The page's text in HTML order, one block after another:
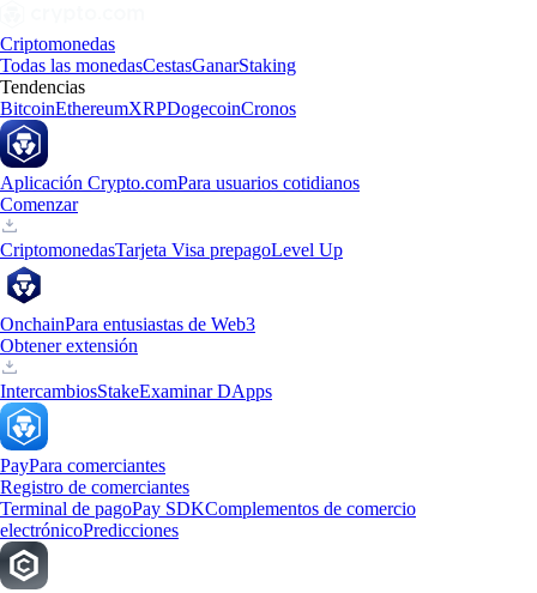
Criptomonedas
Todas las monedasCestasGanarStaking
Tendencias
BitcoinEthereumXRPDogecoinCronos
Aplicación Crypto.comPara usuarios cotidianos
Comenzar
CriptomonedasTarjeta Visa prepagoLevel Up
OnchainPara entusiastas de Web3
Obtener extensión
IntercambiosStakeExaminar DApps
PayPara comerciantes
Registro de comerciantes
Terminal de pagoPay SDKComplementos de comercio
electrónicoPredicciones